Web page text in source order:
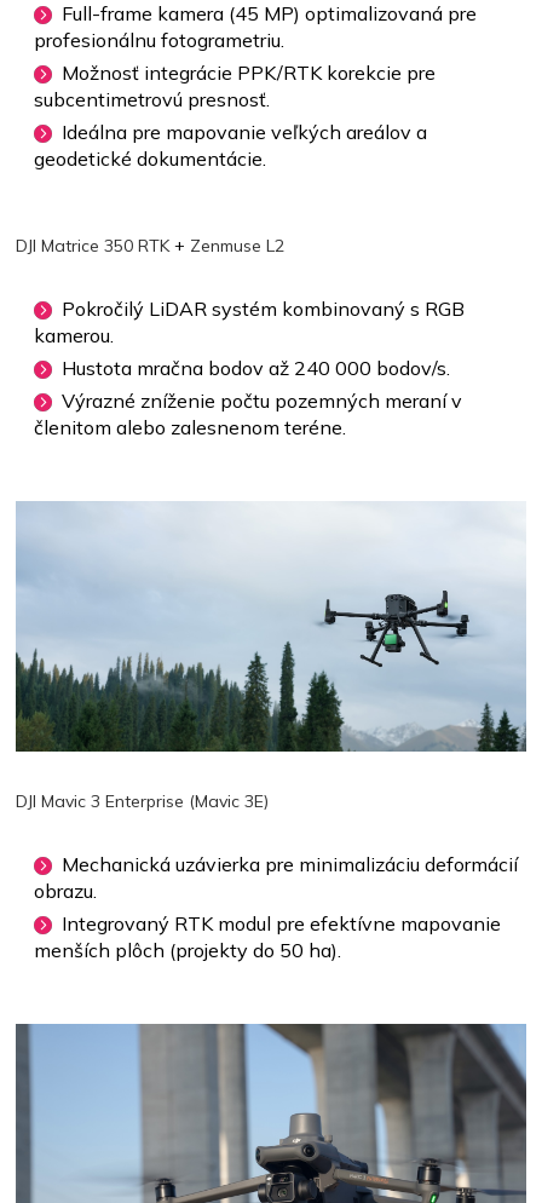
Full-frame kamera (45 MP) optimalizovaná pre
profesionálnu fotogrametriu.
Možnosť integrácie PPK/RTK korekcie pre
subcentimetrovú presnosť.
Ideálna pre mapovanie veľkých areálov a
geodetické dokumentácie.
DJI Matrice 350 RTK+ Zenmuse L2
Pokročilý LiDAR systém kombinovaný s RGB
kamerou.
Hustota mračna bodov až 240 000 bodov/s.
Výrazné zníženie počtu pozemných meraní v
členitom alebo zalesnenom teréne.
DJI Mavic 3 Enterprise (Mavic 3E)
Mechanická uzávierka pre minimalizáciu deformácií
obrazu.
Integrovaný RTK modul pre efektívne mapovanie
menších plôch (projekty do 50 ha).